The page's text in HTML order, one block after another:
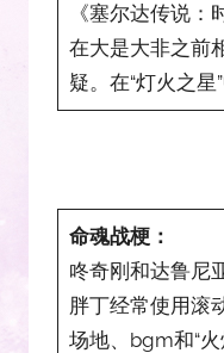
《塞尔达传说
在大是大非之前
疑。在“灯火之星
命魂战梗：
咚奇刚和达鲁尼
胖丁经常使用滚
场地、bgm和“